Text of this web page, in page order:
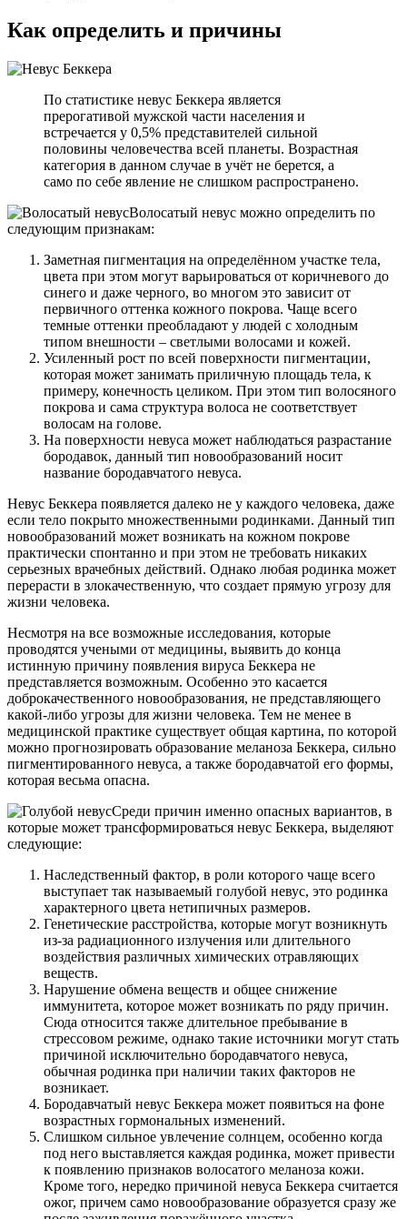
Как определить и причины
По статистике невус Беккера является
прерогативой мужской части населения и
встречается у 0,5% представителей сильной
половины человечества всей планеты. Возрастная
категория в данном случае в учёт не берется, а
само по себе явление не слишком распространено.
Волосатый невус можно определить по
следующим признакам:
Заметная пигментация на определённом участке тела,
цвета при этом могут варьироваться от коричневого до
синего и даже черного, во многом это зависит от
первичного оттенка кожного покрова. Чаще всего
темные оттенки преобладают у людей с холодным
типом внешности – светлыми волосами и кожей.
Усиленный рост по всей поверхности пигментации,
которая может занимать приличную площадь тела, к
примеру, конечность целиком. При этом тип волосяного
покрова и сама структура волоса не соответствует
волосам на голове.
На поверхности невуса может наблюдаться разрастание
бородавок, данный тип новообразований носит
название бородавчатого невуса.
Невус Беккера появляется далеко не у каждого человека, даже
если тело покрыто множественными родинками. Данный тип
новообразований может возникать на кожном покрове
практически спонтанно и при этом не требовать никаких
серьезных врачебных действий. Однако любая родинка может
перерасти в злокачественную, что создает прямую угрозу для
жизни человека.
Несмотря на все возможные исследования, которые
проводятся учеными от медицины, выявить до конца
истинную причину появления вируса Беккера не
представляется возможным. Особенно это касается
доброкачественного новообразования, не представляющего
какой-либо угрозы для жизни человека. Тем не менее в
медицинской практике существует общая картина, по которой
можно прогнозировать образование меланоза Беккера, сильно
пигментированного невуса, а также бородавчатой его формы,
которая весьма опасна.
Среди причин именно опасных вариантов, в
которые может трансформироваться невус Беккера, выделяют
следующие:
Наследственный фактор, в роли которого чаще всего
выступает так называемый голубой невус, это родинка
характерного цвета нетипичных размеров.
Генетические расстройства, которые могут возникнуть
из-за радиационного излучения или длительного
воздействия различных химических отравляющих
веществ.
Нарушение обмена веществ и общее снижение
иммунитета, которое может возникать по ряду причин.
Сюда относится также длительное пребывание в
стрессовом режиме, однако такие источники могут стать
причиной исключительно бородавчатого невуса,
обычная родинка при наличии таких факторов не
возникает.
Бородавчатый невус Беккера может появиться на фоне
возрастных гормональных изменений.
Слишком сильное увлечение солнцем, особенно когда
под него выставляется каждая родинка, может привести
к появлению признаков волосатого меланоза кожи.
Кроме того, нередко причиной невуса Беккера считается
ожог, причем само новообразование образуется сразу же